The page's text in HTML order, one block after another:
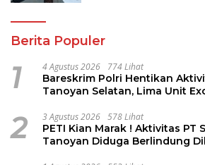
Berita Populer
1 4 Agustus 2026 774 Lihat
Bareskrim Polri Hentikan
Tanoyan Selatan, Lima Unit
2 3 Agustus 2026 578 Lihat
PETI Kian Marak ! Aktivitas PT
Tanoyan Diduga Berlindung